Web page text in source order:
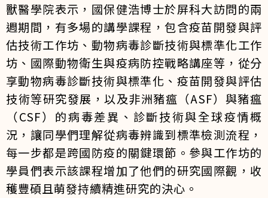
獸醫學院表示，國保健浩博士於屏科大訪問的兩
週期間，有多場的講學課程，包含疫苗開發與評
估技術工作坊、動物病毒診斷技術與標準化工作
坊、國際動物衛生與疫病防控戰略講座等，從分
享動物病毒診斷技術與標準化、疫苗開發與評估
技術等研究發展，以及非洲豬瘟（ASF）與豬瘟
（CSF）的病毒差異、診斷技術與全球疫情概
況，讓同學們理解從病毒辨識到標準檢測流程，
每一步都是跨國防疫的關鍵環節。參與工作坊的
學員們表示該課程增加了他們的研究國際觀，收
穫豐碩且萌發持續精進研究的決心。